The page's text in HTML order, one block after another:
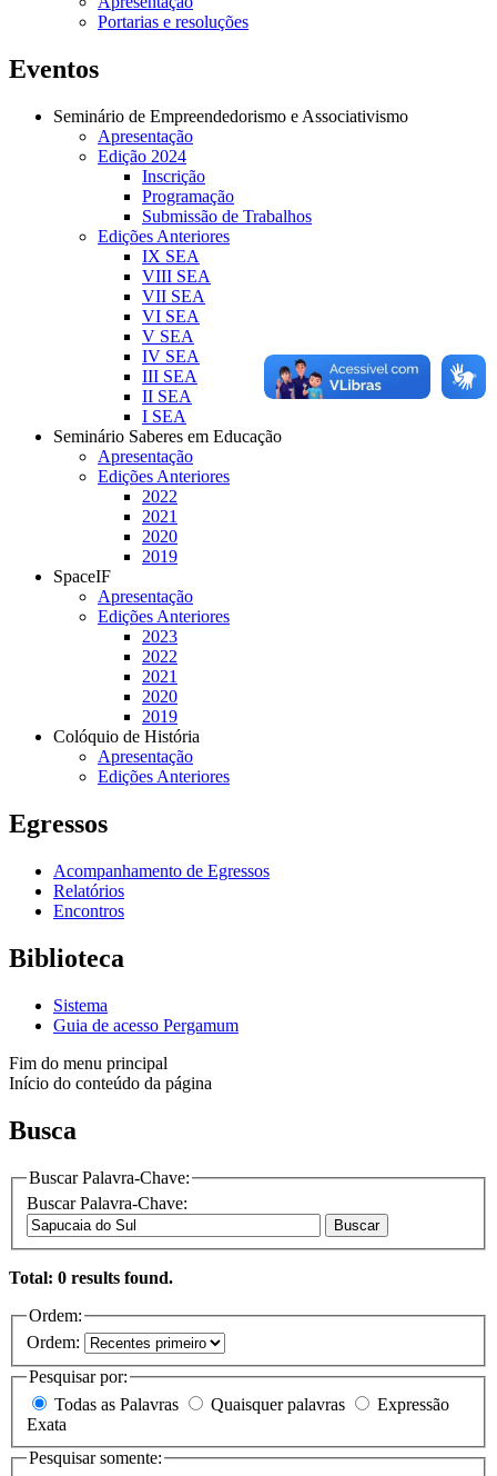
Portarias e resoluções
Eventos
Seminário de Empreendedorismo e Associativismo
Apresentação
Edição 2024
Inscrição
Programação
Submissão de Trabalhos
Edições Anteriores
IX SEA
VIII SEA
VII SEA
VI SEA
V SEA
IV SEA
III SEA
II SEA
I SEA
Seminário Saberes em Educação
Apresentação
Edições Anteriores
2022
2021
2020
2019
SpaceIF
Apresentação
Edições Anteriores
2023
2022
2021
2020
2019
Colóquio de História
Apresentação
Edições Anteriores
Egressos
Acompanhamento de Egressos
Relatórios
Encontros
Biblioteca
Sistema
Guia de acesso Pergamum
Fim do menu principal
Início do conteúdo da página
Busca
Buscar Palavra-Chave:
Buscar Palavra-Chave:
Buscar
Total: 0 results found.
Ordem:
Ordem:
Pesquisar por:
Todas as Palavras
Quaisquer palavras
Exata
Pesquisar somente: